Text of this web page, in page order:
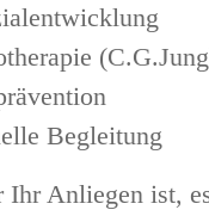
Begleitung
Ihr Anliegen ist,